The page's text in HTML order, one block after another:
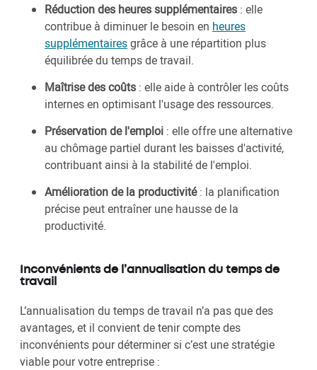
Réduction des heures supplémentaires : elle
contribue à diminuer le besoin en heures
supplémentairesgrâce à une répartition plus
équilibrée du temps de travail.
Maîtrise des coûts : elle aide à contrôler les coûts
internes en optimisant l'usage des ressources.
Préservation de l'emploi : elle offre une alternative
au chômage partiel durant les baisses d'activité,
contribuant ainsi à la stabilité de l'emploi.
Amélioration de la productivité: la planification
précise peut entraîner une hausse de la
productivité.
Inconvénients de l’annualisation du temps de
travail
L’annualisation du temps de travail n’a pas que des
avantages, et il convient de tenir compte des
inconvénients pour déterminer si c’est une stratégie
viable pour votre entreprise :